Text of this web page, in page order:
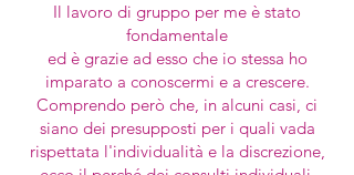
Il lavoro di gruppo per me è stato
fondamentale
ed è grazie ad esso che io stessa ho
imparato a conoscermi e a crescere.
Comprendo però che, in alcuni casi, ci
siano dei presupposti per i quali vada
rispettata l'individualità e la discrezione,